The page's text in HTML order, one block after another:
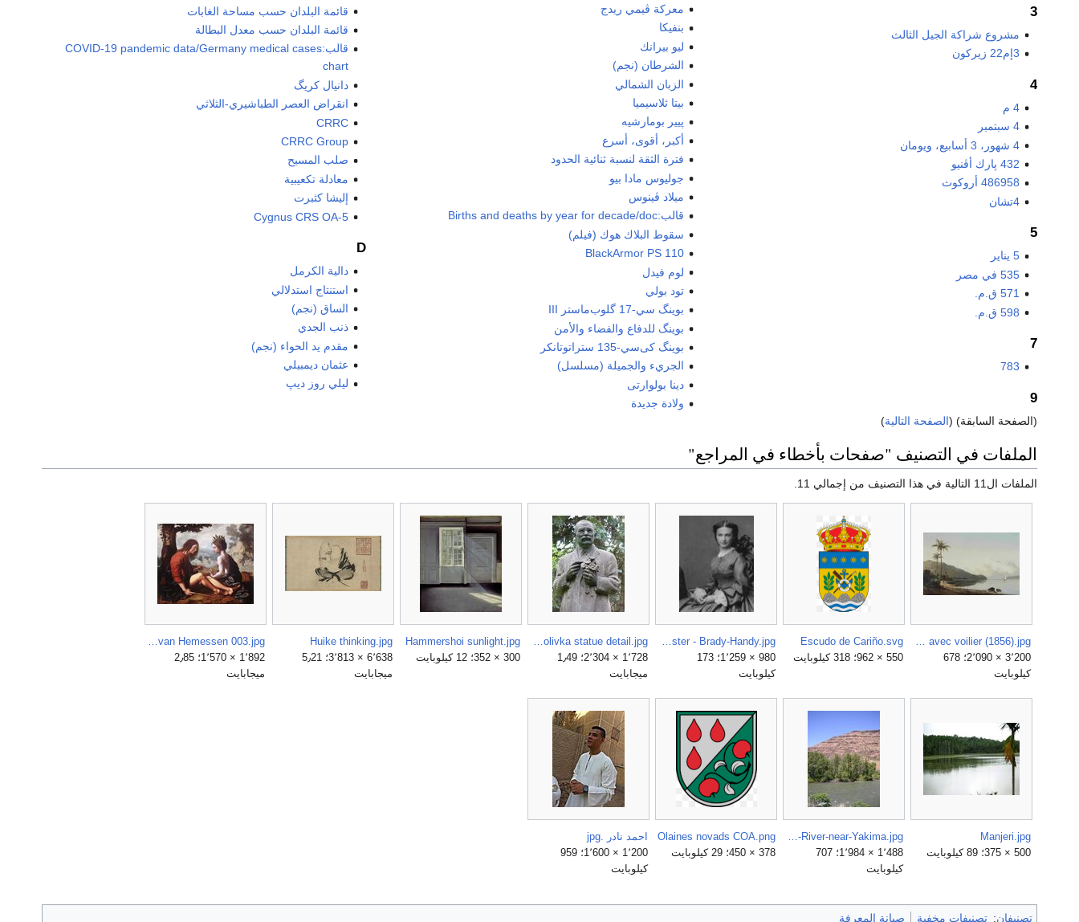
3
مشروع شراكة الجيل الثالث
3إم22 زيركون
4
4 م
4 سبتمبر
4 شهور، 3 أسابيع، ويومان
432 پارك أڤنيو
486958 أروكوث
4تشان
5
5 يناير
535 في مصر
571 ق.م.
598 ق.م.
7
783
9
معركة ڤيمي ريدج
بنفيكا
ليو بيرانك
الشرطان (نجم)
الزبان الشمالي
بيتا ثلاسيميا
پيير بومارشيه
أكبر، أقوى، أسرع
فترة الثقة لنسبة ثنائية الحدود
جوليوس مادا بيو
ميلاد ڤينوس
قالب:Births and deaths by year for decade/doc
سقوط البلاك هوك (فيلم)
BlackArmor PS 110
لوم فيدل
تود بولي
بوينگ سي-17 گلوب‌ماستر III
بوينگ للدفاع والفضاء والأمن
بوينگ كى‌سي-135 ستراتوتانكر
الجريء والجميلة (مسلسل)
دينا بولوارتى
ولادة جديدة
قائمة البلدان حسب مساحة الغابات
قائمة البلدان حسب معدل البطالة
قالب:COVID-19 pandemic data/Germany medical cases
chart
دانيال كريگ
انقراض العصر الطباشيري-الثلاثي
CRRC
CRRC Group
صلب المسيح
معادلة تكعيبية
إليشا كثبرت
Cygnus CRS OA-5
D
دالية الكرمل
استنتاج استدلالي
الساق (نجم)
ذنب الجدي
مقدم يد الحواء (نجم)
عثمان ديمبيلي
ليلي روز ديپ
(الصفحة السابقة) (الصفحة التالية)
الملفات في التصنيف "صفحات بأخطاء في المراجع"
الملفات ال11 التالية في هذا التصنيف من إجمالي 11.
3٬200 × 2٬090؛ 678
كيلوبايت
Escudo de Cariño.svg
550 × 962؛ 318 كيلوبايت
980 × 1٬259؛ 173
كيلوبايت
1٬728 × 2٬304؛ 1٫49
ميجابايت
Hammershoi sunlight.jpg
300 × 352؛ 12 كيلوبايت
Huike thinking.jpg
6٬638 × 3٬813؛ 5٫21
ميجابايت
1٬892 × 1٬570؛ 2٫85
ميجابايت
Manjeri.jpg
500 × 375؛ 89 كيلوبايت
1٬488 × 1٬984؛ 707
كيلوبايت
Olaines novads COA.png
378 × 450؛ 29 كيلوبايت
احمد نادر .jpg
1٬200 × 1٬600؛ 959
كيلوبايت
تصنيفان: تصنيفات مخفية صيانة المعرفة